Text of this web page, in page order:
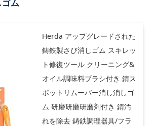
ム
Herda アップグレードされた
鋳鉄製さび消しゴム スキレッ
ト修復ツール クリーニング&
オイル調味料ブラシ付き 錆ス
ポットリムーバー消し消しゴ
ム 研磨研磨研磨剤付き 錆汚
れを除去 鋳鉄調理器具/フラ